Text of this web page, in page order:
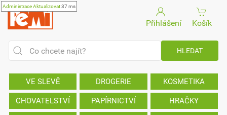
AdministraceAktualizovat37 ms
Přihlášení Košík
VE SLEVĚ DROGERIE KOSMETIKA
CHOVATELSTVÍ PAPÍRNICTVÍ HRAČKY